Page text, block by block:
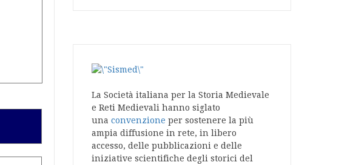
La Società italiana per la Storia Medievale
e Reti Medievali hanno siglato
una convenzione per sostenere la più
ampia diffusione in rete, in libero
accesso, delle pubblicazioni e delle
iniziative scientifiche degli storici del